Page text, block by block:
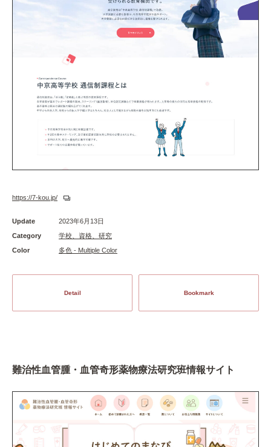
https://7-kou.jp/
Update
2023年6月13日
Category
学校、資格、研究
Color
多色 - Multiple Color
Detail Bookmark
難治性血管腫・血管奇形薬物療法研究班情報サイト